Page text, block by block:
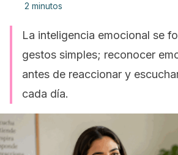
2 minutos
La inteligencia emocional se
gestos simples; reconocer
antes de reaccionar y
cada día.